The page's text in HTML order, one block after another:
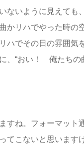
ないように見えて
かリハでやった時の
ハでその日の雰囲気
、“おい！ 俺たちの
ね。フォーマット
てこないと思います